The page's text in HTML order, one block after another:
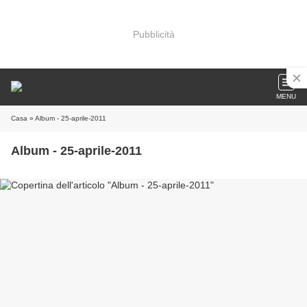
Pubblicità
MENU
Casa » Album - 25-aprile-2011
Album - 25-aprile-2011